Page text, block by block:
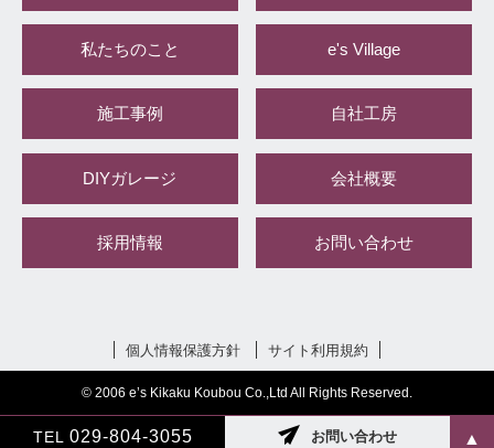
TEL 029-804-3055 お問い合わせ ▲
私たちのこと e's Village
施工事例 自社工房
DIYガレージ 会社概要
採用情報 お問い合わせ
個人情報保護方針 サイト利用規約
© 2006 e’s Kikaku Koubou Co.,Ltd All Rights Reserved.